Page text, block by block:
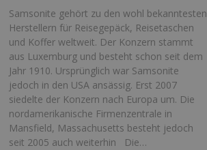
Samsonite gehört zu den wohl bekanntesten
Herstellern für Reisegepäck, Reisetaschen
und Koffer weltweit. Der Konzern stammt
aus Luxemburg und besteht schon seit dem
Jahr 1910. Ursprünglich war Samsonite
jedoch in den USA ansässig. Erst 2007
siedelte der Konzern nach Europa um. Die
nordamerikanische Firmenzentrale in
Mansfield, Massachusetts besteht jedoch
seit 2005 auch weiterhin Die…